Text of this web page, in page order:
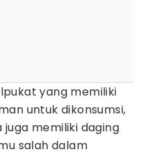
yang memiliki
untuk dikonsumsi,
memiliki daging
salah dalam